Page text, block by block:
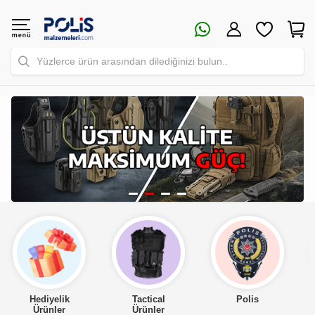
Yüzlerce ürün arasından dilediğinizi bulun..
Tactical
Ürünler
Polis Asker